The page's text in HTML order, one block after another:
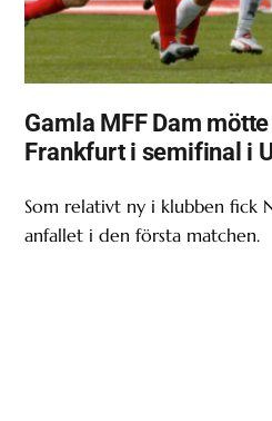
Gamla MFF Dam
Frankfurt i semifinal i
Som relativt ny i klubben fick
anfallet i den första matchen.